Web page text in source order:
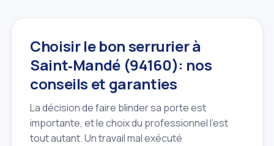
Choisir le bon serrurier à
Saint‑Mandé (94160): nos
conseils et garanties
La décision de faire blinder sa porte est
importante, et le choix du professionnel l'est
tout autant. Un travail mal exécuté